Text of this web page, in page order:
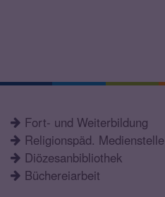
Fort- und Weiterbildung
Religionspäd. Medienstelle
Diözesanbibliothek
Büchereiarbeit